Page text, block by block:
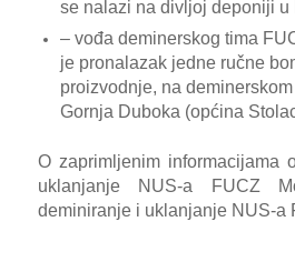
se nalazi na divljoj deponiji u
– vođa deminerskog tima
je pronalazak jedne ručne
proizvodnje, na
Gornja Duboka (općina
O zaprimljenim informacijama
uklanjanje NUS-a FUCZ
deminiranje i uklanjanje NUS-a